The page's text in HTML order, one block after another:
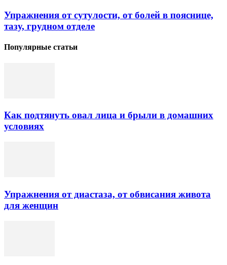
Упражнения от сутулости, от болей в пояснице,
тазу, грудном отделе
Популярные статьи
Как подтянуть овал лица и брыли в домашних
условиях
Упражнения от диастаза, от обвисания живота
для женщин